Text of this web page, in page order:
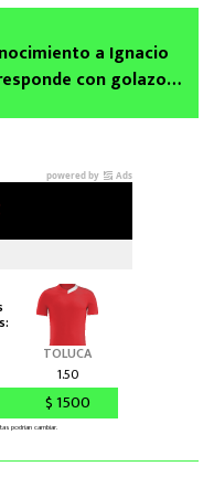
a Ignacio
con golazo